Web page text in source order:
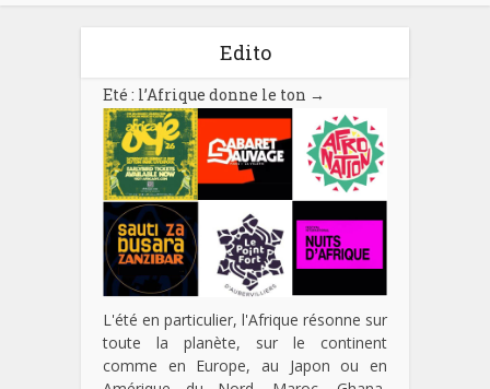
Edito
Eté : l’Afrique donne le ton →
L'été en particulier, l'Afrique résonne sur
toute la planète, sur le continent
comme en Europe, au Japon ou en